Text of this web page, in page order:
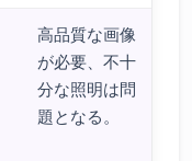
高品質な画像
が必要、不十
分な照明は問
題となる。